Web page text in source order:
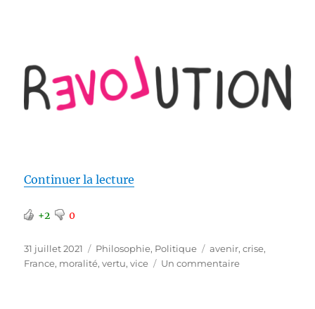
Continuer la lecture
+2 0
Publié
le
31 juillet 2021 Catégories
Philosophie, Politique Étiquettes
avenir,crise,
France, moralité,vertu,vice Un commentairesur